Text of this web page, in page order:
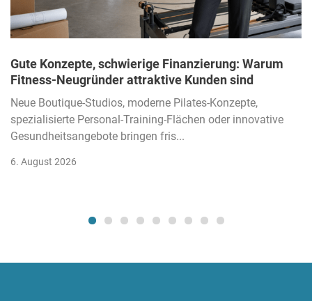
Gute Konzepte, schwierige Finanzierung: Warum
Fitness-Neugründer attraktive Kunden sind
Neue Boutique-Studios, moderne Pilates-Konzepte,
spezialisierte Personal-Training-Flächen oder innovative
Gesundheitsangebote bringen fris...
6. August 2026